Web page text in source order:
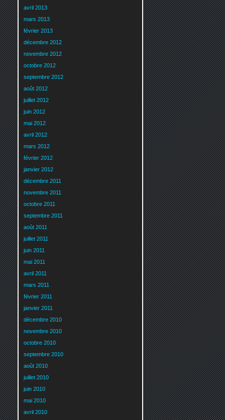
avril 2013
mars 2013
février 2013
décembre 2012
novembre 2012
octobre 2012
septembre 2012
août 2012
juillet 2012
juin 2012
mai 2012
avril 2012
mars 2012
février 2012
janvier 2012
décembre 2011
novembre 2011
octobre 2011
septembre 2011
août 2011
juillet 2011
juin 2011
mai 2011
avril 2011
mars 2011
février 2011
janvier 2011
décembre 2010
novembre 2010
octobre 2010
septembre 2010
août 2010
juillet 2010
juin 2010
mai 2010
avril 2010